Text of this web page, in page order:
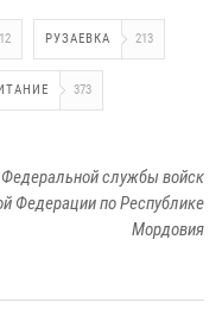
РУЗАЕВКА 213
373
службы войск
Федерации по Республике
Мордовия